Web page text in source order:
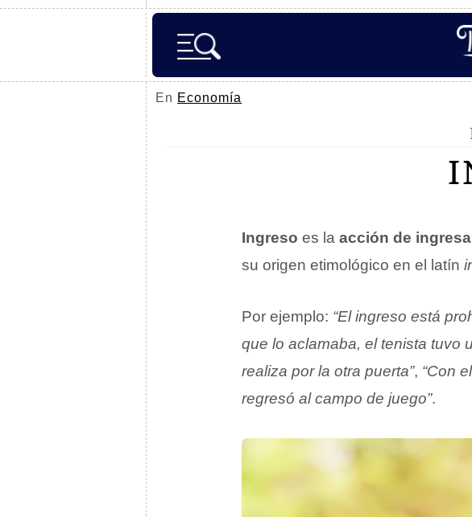
En Economía
Ingreso es la acción de
su origen etimológico en el latín
Por ejemplo: “El ingreso está
que lo aclamaba, el tenista tuvo
realiza por la otra puerta”, “Con
regresó al campo de juego”.